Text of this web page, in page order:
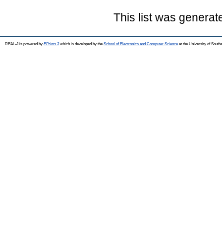
This list was
REAL-J is powered by EPrints 3which is developed by the School of Electronics and Computer Science at the University of